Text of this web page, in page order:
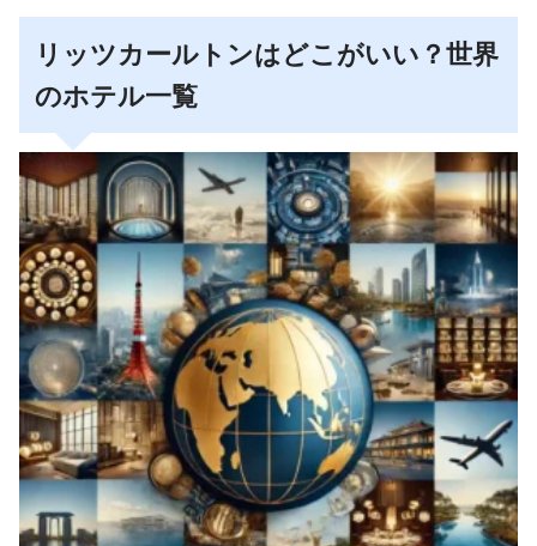
リッツカールトンはどこがいい？世界
のホテル一覧